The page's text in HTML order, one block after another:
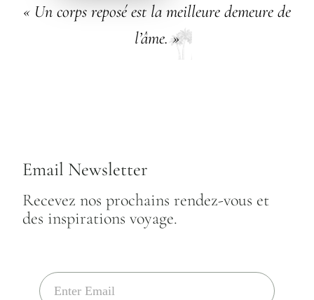
« Un corps reposé est la meilleure demeure de
l’âme. »
Email Newsletter
Recevez nos prochains rendez-vous et
des inspirations voyage.
E
m